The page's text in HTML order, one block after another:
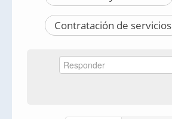
Contratación de servicios